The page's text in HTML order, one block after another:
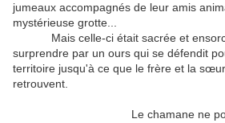
jumeaux accompagnés de leur amis
mystérieuse grotte...
Mais celle-ci était sacrée et
surprendre par un ours qui se défendit
territoire jusqu'à ce que le frère et la
Le chamane ne pouvait